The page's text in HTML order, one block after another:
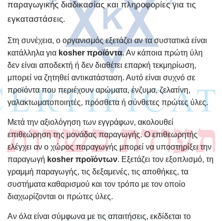
παραγωγικής διαδικασίας και πληροφορίες για τις
εγκαταστάσεις.
Στη συνέχεια, ο οργανισμός εξετάζει αν τα συστατικά είναι
κατάλληλα για kosher προϊόντα. Αν κάποια πρώτη ύλη
δεν είναι αποδεκτή ή δεν διαθέτει επαρκή τεκμηρίωση,
μπορεί να ζητηθεί αντικατάσταση. Αυτό είναι συχνό σε
προϊόντα που περιέχουν αρώματα, ένζυμα, ζελατίνη,
γαλακτωματοποιητές, πρόσθετα ή σύνθετες πρώτες ύλες.
Μετά την αξιολόγηση των εγγράφων, ακολουθεί
επιθεώρηση της μονάδας παραγωγής. Ο επιθεωρητής
ελέγχει αν ο χώρος παραγωγής μπορεί να υποστηρίξει την
παραγωγή kosher προϊόντων. Εξετάζει τον εξοπλισμό, τη
γραμμή παραγωγής, τις δεξαμενές, τις αποθήκες, τα
συστήματα καθαρισμού και τον τρόπο με τον οποίο
διαχωρίζονται οι πρώτες ύλες.
Αν όλα είναι σύμφωνα με τις απαιτήσεις, εκδίδεται το